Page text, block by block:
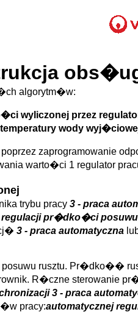
algorytm�w:
wyliczonej przez
wody
zaprogramowanie
warto�ci 1 regulator
trybu pracy 3 - praca
regulacji pr�dko�ci
3 - praca automatyczna
rusztu. Pr�dko��
R�czne
3 - praca
pracy:automatycznej